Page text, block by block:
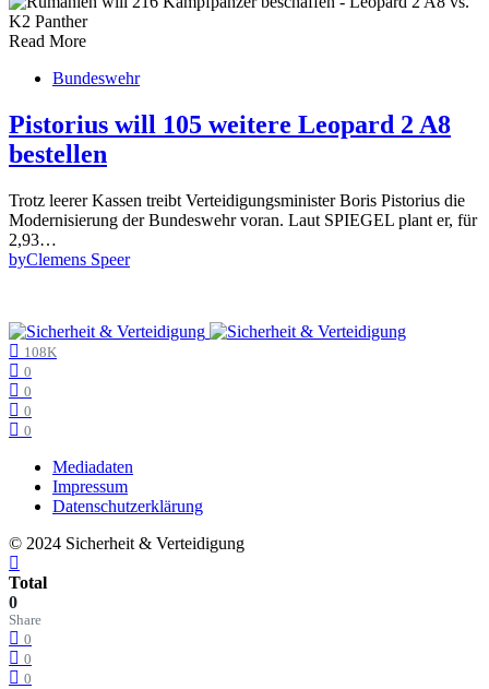
Read More
Bundeswehr
Pistorius will 105 weitere Leopard 2 A8
bestellen
Trotz leerer Kassen treibt Verteidigungsminister Boris Pistorius die
Modernisierung der Bundeswehr voran. Laut SPIEGEL plant er, für
2,93…
byClemens Speer
108K
0
0
0
0
Mediadaten
Impressum
Datenschutzerklärung
© 2024 Sicherheit & Verteidigung
Total
0
Share
0
0
0